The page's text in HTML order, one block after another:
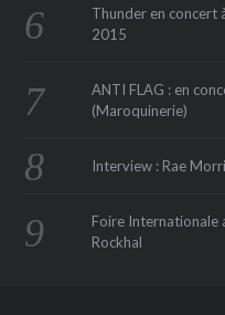
Thunder en concert
2015
ANTI FLAG : en
(Maroquinerie‏)
Interview : Rae
Foire Internationale
Rockhal